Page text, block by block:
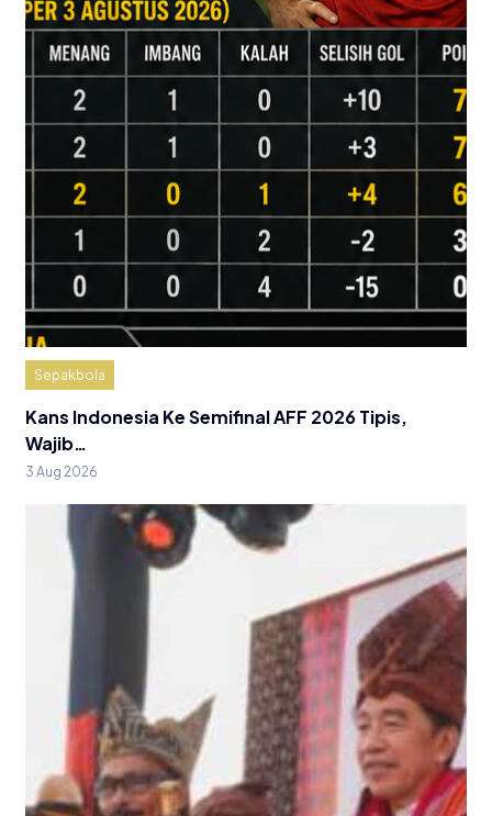
Sepakbola
Kans Indonesia Ke Semifinal AFF 2026 Tipis,
Wajib…
3 Aug 2026